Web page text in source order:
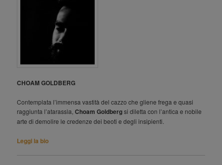
CHOAM GOLDBERG
Contemplata l’immensa vastità del cazzo che gliene frega e quasi
raggiunta l’atarassìa,Choam Goldbergsi diletta con l’antica e nobile
arte di demolire le credenze dei beoti e degli insipienti.
Leggi la bio